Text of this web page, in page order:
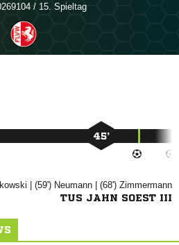
/ 15. Spieltag
45’
| (59')  | (68') 
TUS JAHN SOEST III